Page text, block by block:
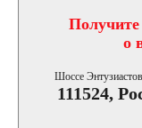
о
Шоссе Энтузиастов
111524,